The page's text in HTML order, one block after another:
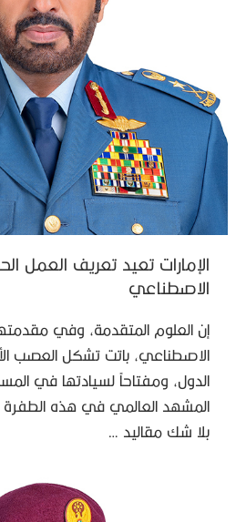
الإمارات تعيد تعريف العمل
الاصطناعي
إن العلوم المتقدمة، وفي
الاصطناعي، باتت تشكل العصب
الدول، ومفتاحاً لسيادتها في
المشهد العالمي في هذه الطفرة
بلا شك مقاليد …